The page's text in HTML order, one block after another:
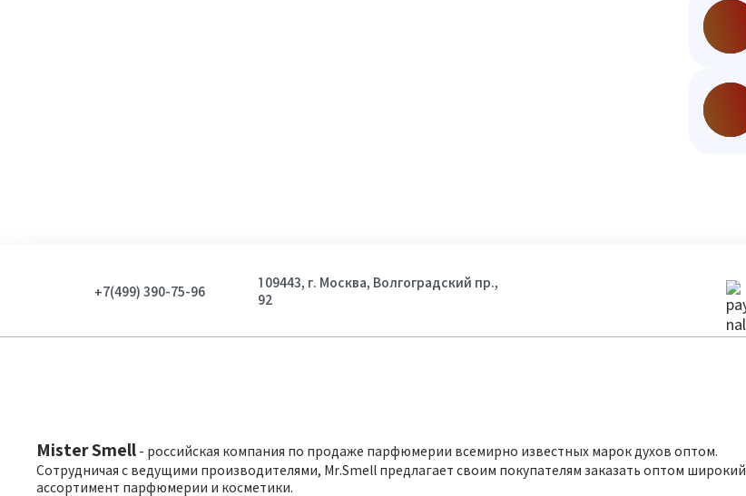
+7(499) 390-75-96
109443, г. Москва, Волгоградский пр.,
92
Mister Smell - российская компания по продаже парфюмерии всемирно известных марок духов оптом.
Сотрудничая с ведущими производителями, Mr.Smell предлагает своим покупателям заказать оптом широкий
ассортимент парфюмерии и косметики.